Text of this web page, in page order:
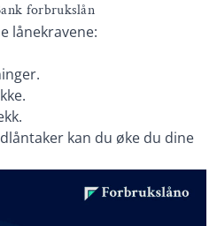
forbrukslån
lånekravene:
kan du øke du dine